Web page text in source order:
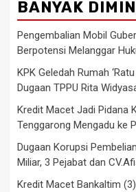
BANYAK
Pengembalian Mobil
Berpotensi Melanggar
KPK Geledah Rumah
Dugaan TPPU Rita
Kredit Macet Jadi Pidana
Tenggarong Mengadu ke
Dugaan Korupsi
Miliar, 3 Pejabat dan
Kredit Macet Bankaltim